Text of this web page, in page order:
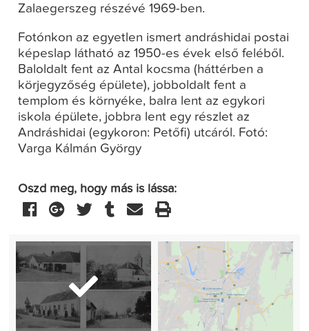
Zalaegerszeg részévé 1969-ben.
Fotónkon az egyetlen ismert andráshidai postai
képeslap látható az 1950-es évek első feléből.
Baloldalt fent az Antal kocsma (háttérben a
körjegyzőség épülete), jobboldalt fent a
templom és környéke, balra lent az egykori
iskola épülete, jobbra lent egy részlet az
Andráshidai (egykoron: Petőfi) utcáról. Fotó:
Varga Kálmán György
Oszd meg, hogy más is lássa: